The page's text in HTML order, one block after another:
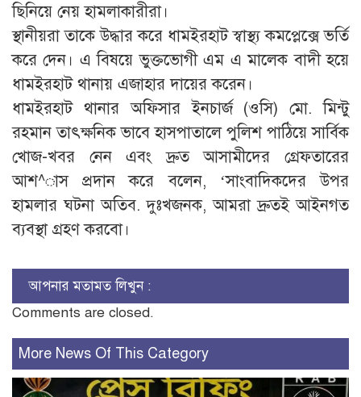
ছিনিয়ে নেয় হামলাকারীরা।
স্থানীয়রা তাকে উদ্ধার করে ধামইরহাট স্বাস্থ্য কমপ্লেক্সে ভর্তি
করে দেন। এ বিষয়ে ভুক্তভোগী এম এ মালেক বাদী হয়ে
ধামইরহাট থানায় এজাহার দায়ের করেন।
ধামইরহাট থানার অফিসার ইনচার্জ (ওসি) মো. মিন্টু
রহমান তাৎক্ষনিক ভাবে হাসপাতালে পুলিশ পাঠিয়ে সার্বিক
খোজ-খবর নেন এবং দ্রুত আসামীদের গ্রেফতারের
আশ^াস প্রদান করে বলেন, ‘সাংবাদিকদের উপর
হামলার ঘটনা অতিব. দুঃখজনক, আমরা দ্রুতই আইনগত
ব্যবস্থা গ্রহণ করবো।
আপনার মতামত লিখুন :
Comments are closed.
More News Of This Category